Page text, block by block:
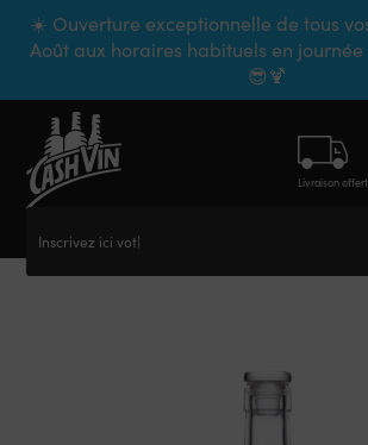
☀️ Ouverture exceptionnelle de tous
Août aux horaires habituels en journée
😎🍹
Inscrivez ici votre
Livraison
Panneau de gestion des cookies